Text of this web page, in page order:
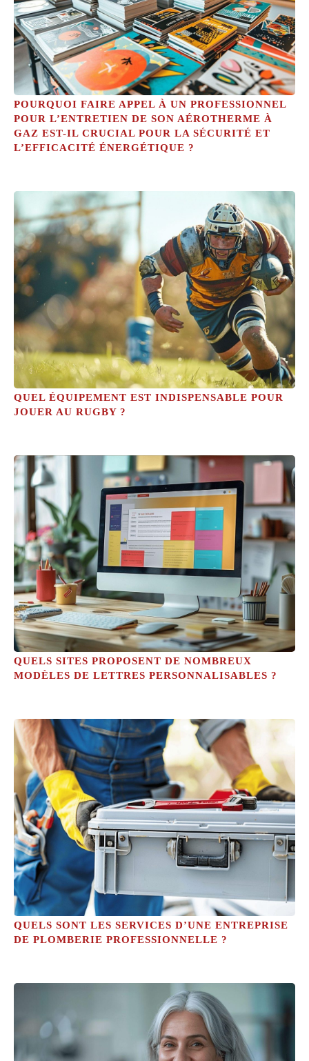
POURQUOI FAIRE APPEL À UN PROFESSIONNEL
POUR L’ENTRETIEN DE SON AÉROTHERME À
GAZ EST-IL CRUCIAL POUR LA SÉCURITÉ ET
L’EFFICACITÉ ÉNERGÉTIQUE ?
QUEL ÉQUIPEMENT EST INDISPENSABLE POUR
JOUER AU RUGBY ?
QUELS SITES PROPOSENT DE NOMBREUX
MODÈLES DE LETTRES PERSONNALISABLES ?
QUELS SONT LES SERVICES D’UNE ENTREPRISE
DE PLOMBERIE PROFESSIONNELLE ?